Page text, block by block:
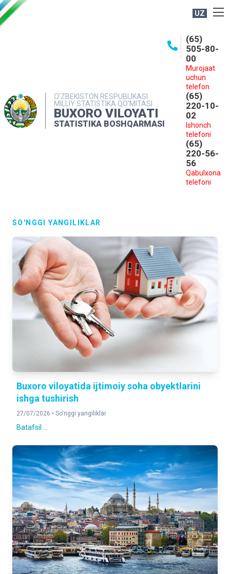
UZ
O‘ZBEKISTON RESPUBLIKASI
MILLIY STATISTIKA QO‘MITASI
BUXORO VILOYATI
STATISTIKA BOSHQARMASI
(65)
505-80-
00
Murojaat
uchun
telefon
(65)
220-10-
02
Ishonch
telefoni
(65)
220-56-
56
Qabulxona
telefoni
MATBUOT XIZMATI
MUROJAATLAR
SO'NGGI YANGILIKLAR
Buxoro viloyatida ijtimoiy soha obyektlarini
ishga tushirish
27/07/2026 • So'nggi yangiliklar
Batafsil ...